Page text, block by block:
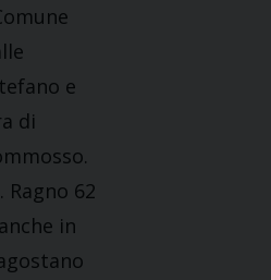
e
di
Ragno 62
in